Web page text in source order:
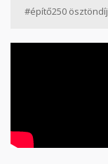
#építő250 ösztöndíj